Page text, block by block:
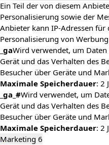
Ein Teil der von diesem
Personalisierung sowie der
Anbieter kann IP-Adressen für
Personalisierung von
_gaWird verwendet, um
Gerät und das Verhalten des
Besucher über Geräte und
Maximale Speicherdauer: 2
_ga_#Wird verwendet, um
Gerät und das Verhalten des
Besucher über Geräte und
Maximale Speicherdauer: 2
Marketing 6